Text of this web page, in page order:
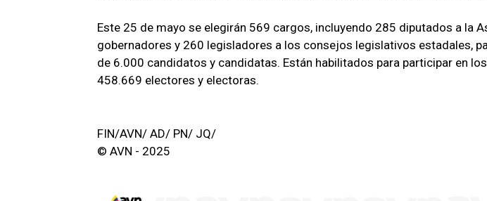
Este 25 de mayo se elegirán 569 cargos, incluyendo 285 diputados a la
gobernadores y 260 legisladores a los consejos legislativos estadales,
de 6.000 candidatos y candidatas. Están habilitados para participar en
458.669 electores y electoras.
FIN/AVN/ AD/ PN/ JQ/
© AVN - 2025